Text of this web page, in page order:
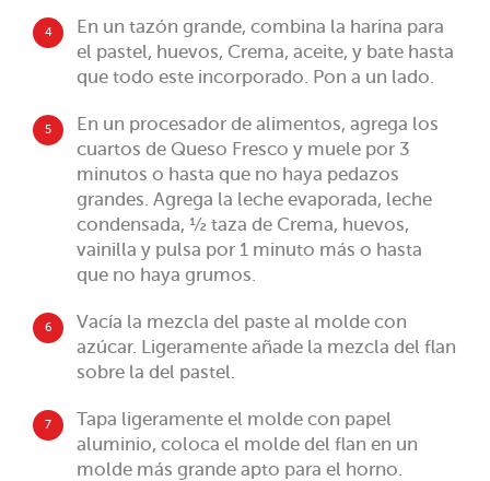
4
En un tazón grande, combina la harina para
el pastel, huevos, Crema, aceite, y bate hasta
que todo este incorporado. Pon a un lado.
5
En un procesador de alimentos, agrega los
cuartos de Queso Fresco y muele por 3
minutos o hasta que no haya pedazos
grandes. Agrega la leche evaporada, leche
condensada, ½ taza de Crema, huevos,
vainilla y pulsa por 1 minuto más o hasta
que no haya grumos.
6
Vacía la mezcla del paste al molde con
azúcar. Ligeramente añade la mezcla del flan
sobre la del pastel.
7
Tapa ligeramente el molde con papel
aluminio, coloca el molde del flan en un
molde más grande apto para el horno.